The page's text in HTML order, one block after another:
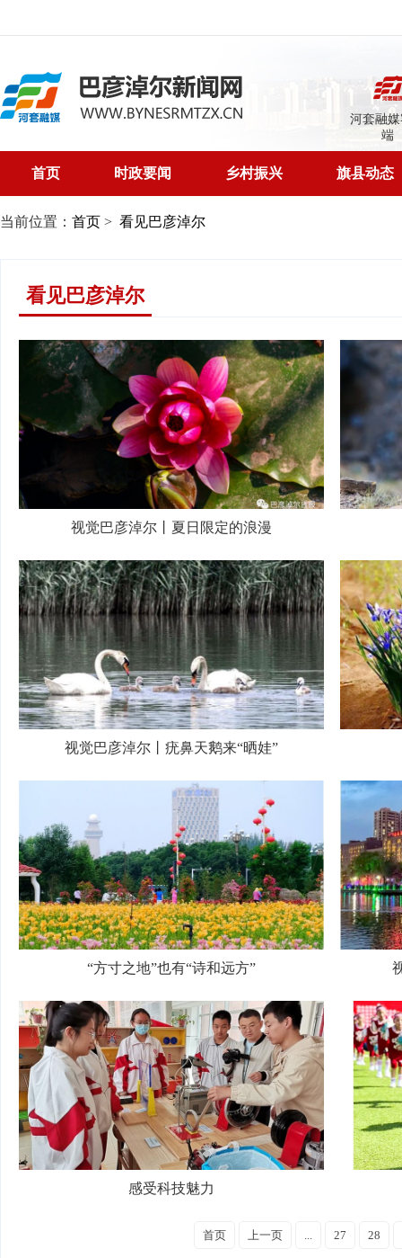
河套融
端
首页 时政要闻 乡村振兴 旗县动态
当前位置： 首页 > 看见巴彦淖尔
看见巴彦淖尔
视觉巴彦淖尔丨夏日限定的浪漫
视觉巴彦淖尔丨疣鼻天鹅来“晒娃”
“方寸之地”也有“诗和远方”
感受科技魅力
首页 上一页 ... 27 28